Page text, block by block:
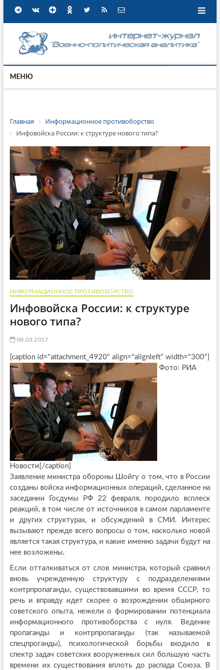
МЕНЮ
Главная
Информационное противоборство
Инфовойска России: к структуре нового типа?
ИНФОРМАЦИОННОЕ ПРОТИВОБОРСТВО
Инфовойска России: к структуре
нового типа?
08.03.2017
[caption id="attachment_4920" align="alignleft" width="300"]
Фото: РИА
Новости[/caption]
Заявление министра обороны Шойгу о том, что в России
созданы войска информационных операций, сделанное на
заседании Госдумы РФ 22 февраля, породило всплеск
реакций, в том числе от источников в самом парламенте
и других структурах, и обсуждений в СМИ. Интерес
вызывают прежде всего вопросы о том, насколько новой
является такая структура, и какие именно задачи будут на
нее возложены.
Если отталкиваться от слов министра, который сравнил
вновь учрежденную структуру с подразделениями
контрпропаганды, существовавшими во время СССР, то
речь и вправду идет скорее о возрождении обширного
советского опыта, нежели о формировании потенциала
информационного противоборства с нуля. Ведение
пропаганды и контрпропаганды (так называемой
спецпроганды), психологической борьбы входило в
спектр задач советских вооруженных сил большую часть
времени их существования вплоть до распада Союза. В